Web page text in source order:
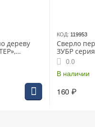
дереву
(29505-10)
КОД: 119953
Сверло
ЗУБР
12x152мм,
0.0
В наличии
160 ₽